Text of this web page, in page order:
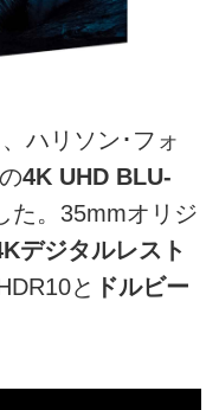
ハリソン･フォ
4K UHD BLU-
た。35mmオリジ
デジタルレスト
と ドルビー